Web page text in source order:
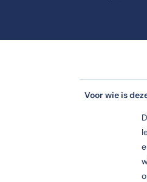
Dit verschilt per dag (din, woe of
(inc btw) Tweedaagse
Voor wie is